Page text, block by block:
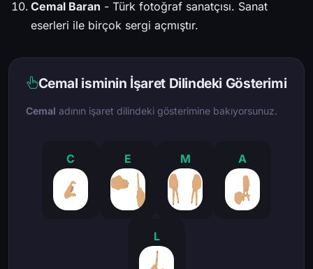
Cemal Baran - Türk fotoğraf sanatçısı. Sanat
eserleri ile birçok sergi açmıştır.
Cemal isminin İşaret Dilindeki Gösterimi
Cemal adının işaret dilindeki gösterimine bakıyorsunuz.
C E M A
L